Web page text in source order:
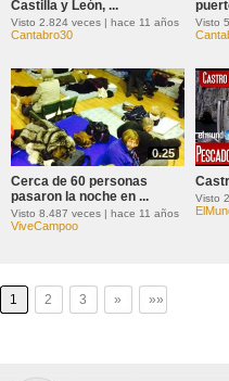
Castilla y León, ...
Visto 2.824 veces | hace 11 años
Cantabro30
Visto
0.25
Cerca de 60 personas
pasaron la noche en ...
Visto 8.487 veces | hace 11 años
ViveCampoo
Visto
1 2 3 » »»